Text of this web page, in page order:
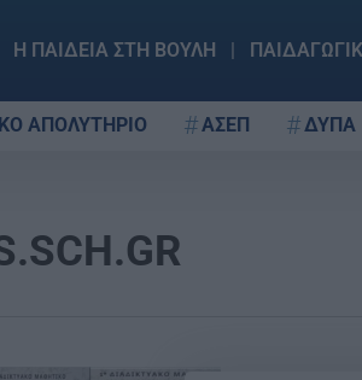
Η ΠΑΙΔΕΙΑ ΣΤΗ ΒΟΥΛΗ
ΑΠΟΛΥΤΗΡΙΟ ΑΣΕΠ ΔΥΠΑ